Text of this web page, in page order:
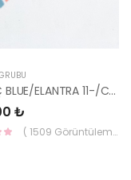
AYNA İÇ BLUE/ELANTRA 11-/CEED 10-/RİO 12-/SPORTAGE 11- 85101-3X100-HMC
₺
( 1509 Görüntüleme )